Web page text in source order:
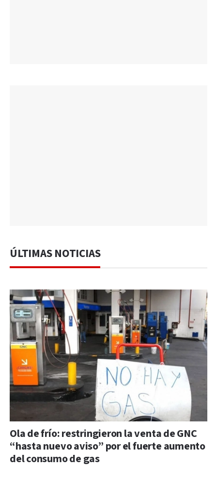
ÚLTIMAS NOTICIAS
Ola de frío: restringieron la venta de GNC
“hasta nuevo aviso” por el fuerte aumento
del consumo de gas